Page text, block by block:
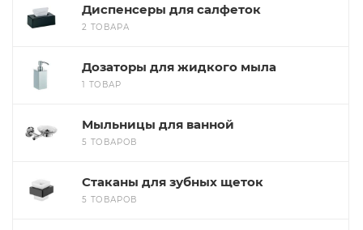
Диспенсеры для салфеток
2 ТОВАРА
Дозаторы для жидкого мыла
1 ТОВАР
Мыльницы для ванной
5 ТОВАРОВ
Стаканы для зубных щеток
5 ТОВАРОВ